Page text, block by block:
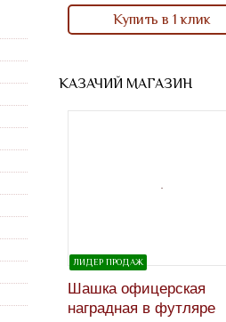
Купить в 1 клик
КАЗАЧИЙ МАГАЗИН
ЛИДЕР ПРОДАЖ
Шашка офицерская
наградная в футляре